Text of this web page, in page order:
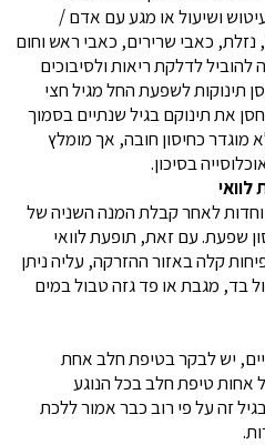
ושיעול או מגע עם אדם /
כאבי שרירים, כאבי ראש וחום
לדלקת ריאות ולסיבוכים
תינוקות לשפעת החל מגיל חצי
את תינוקם בגיל שנתיים בסמוך
מוגדר כחיסון חובה, אך מומלץ
בסיכון.
לוואי
לאחר קבלת המנה השניה של
שפעת. עם זאת, תופעת לוואי
קלה באזור ההזרקה, עליה ניתן
בד, מגבת או פד גזה טבול במים
יש לבקר בטיפת חלב אחת
טיפת חלב בכל הנוגע
זה על פי רוב כבר אמור ללכת